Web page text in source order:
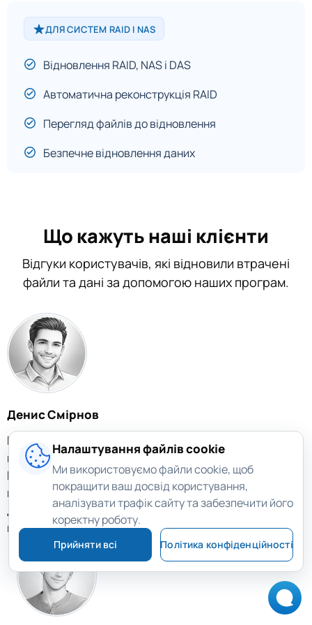
ДЛЯ СИСТЕМ RAID І NAS
Відновлення RAID, NAS і DAS
Автоматична реконструкція RAID
Перегляд файлів до відновлення
Безпечне відновлення даних
Що кажуть наші клієнти
Відгуки користувачів, які відновили втрачені
файли та дані за допомогою наших програм.
Денис Смірнов
Намагався розширити свій існуючий масив RAID5 і
втратив всі дані. За відгуками на форумах знайшов
Magic RAID Recovery. Програма допомогла відновити
всі файли.
Дякую за крутий софт, я вже й не сподівався
повернути свої втрачені файли.
Налаштування файлів cookie
Ми використовуємо файли cookie, щоб
покращити ваш досвід користування,
аналізувати трафік сайту та забезпечити його
коректну роботу.
Прийняти всі Політика конфіденційності